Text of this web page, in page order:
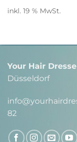
inkl. 19 % MwSt.
Your Hair
Düsseldorf
82